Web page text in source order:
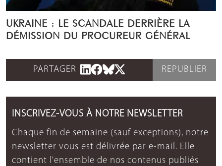
UKRAINE : LE SCANDALE DERRIÈRE LA
DÉMISSION DU PROCUREUR GÉNÉRAL
PARTAGER REPUBLIER
INSCRIVEZ-VOUS À NOTRE NEWSLETTER
Chaque fin de semaine (sauf exceptions), notre
newsletter vous est délivrée par e-mail. Elle
contient l'ensemble de nos contenus publiés